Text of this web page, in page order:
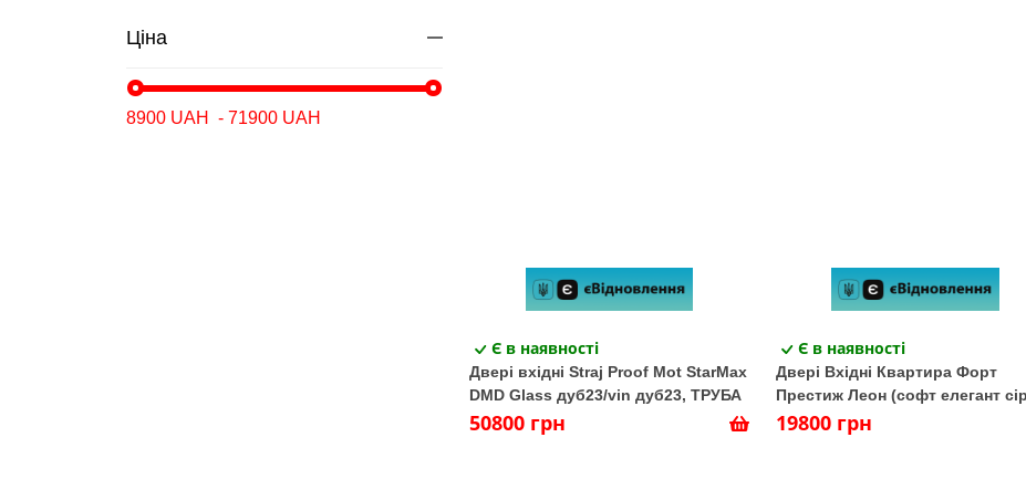
Ціна
Є в наявності
Двері вхідні Straj Proof Mot StarMax
DMD Glass дуб23/vin дуб23, ТРУБА
50800 грн
Є в наявності
Двері Вхідні Квартира Форт
Престиж Леон (софт елегант
білий супермат)
19800 грн